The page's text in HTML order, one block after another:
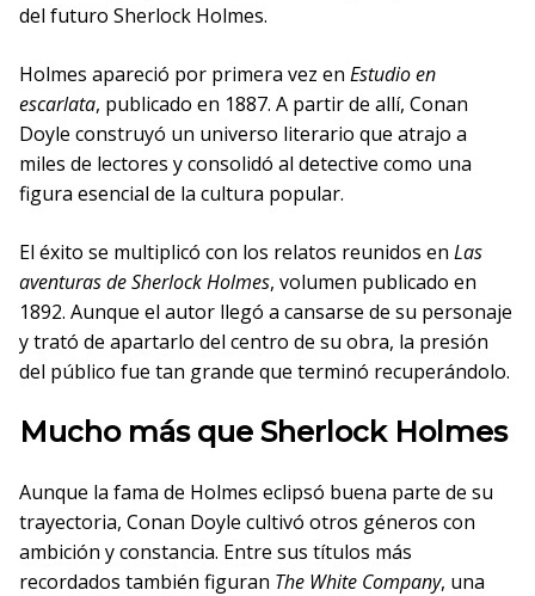
del futuro Sherlock Holmes.
Holmes apareció por primera vez en Estudio en
escarlata, publicado en 1887. A partir de allí, Conan
Doyle construyó un universo literario que atrajo a
miles de lectores y consolidó al detective como una
figura esencial de la cultura popular.
El éxito se multiplicó con los relatos reunidos en Las
aventuras de Sherlock Holmes, volumen publicado en
1892. Aunque el autor llegó a cansarse de su personaje
y trató de apartarlo del centro de su obra, la presión
del público fue tan grande que terminó recuperándolo.
Mucho más que Sherlock Holmes
Aunque la fama de Holmes eclipsó buena parte de su
trayectoria, Conan Doyle cultivó otros géneros con
ambición y constancia. Entre sus títulos más
recordados también figuran The White Company, una